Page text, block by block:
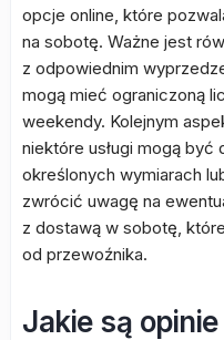
opcje online, które
na sobotę. Ważne jest
z odpowiednim
mogą mieć ograniczoną
weekendy. Kolejnym
niektóre usługi mogą
określonych wymiarach
zwrócić uwagę na
z dostawą w sobotę,
od przewoźnika.
Jakie są